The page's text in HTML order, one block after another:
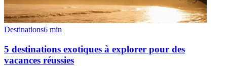
Destinations6 min
5 destinations exotiques à explorer pour des
vacances réussies